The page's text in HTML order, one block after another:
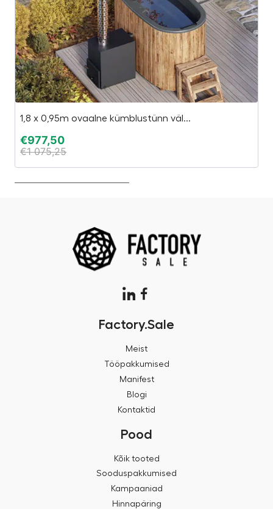
1,8 x 0,95m ovaalne kümblustünn väl...
€977,50
€1 075,25
Factory.Sale
Meist
Tööpakkumised
Manifest
Blogi
Kontaktid
Pood
Kõik tooted
Sooduspakkumised
Kampaaniad
Hinnapäring